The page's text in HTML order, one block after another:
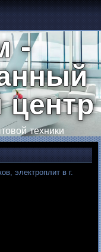
-
техники
электроплит в г.